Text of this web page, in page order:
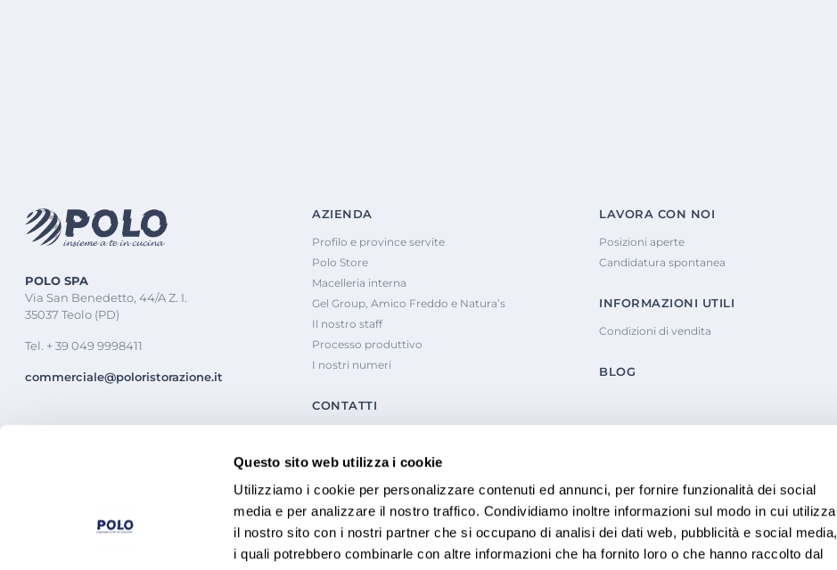
Questo sito web utilizza i cookie
Utilizziamo i cookie per personalizzare contenuti ed annunci, per fornire funzionalità dei social
media e per analizzare il nostro traffico. Condividiamo inoltre informazioni sul modo in cui utilizza
il nostro sito con i nostri partner che si occupano di analisi dei dati web, pubblicità e social media,
i quali potrebbero combinarle con altre informazioni che ha fornito loro o che hanno raccolto dal
POLO SPA
Via San Benedetto, 44/A Z. I.
35037 Teolo (PD)
Tel. + 39 049 9998411
commerciale@poloristorazione.it
AZIENDA
Profilo e province servite
Polo Store
Macelleria interna
Gel Group, Amico Freddo e Natura’s
Il nostro staff
Processo produttivo
I nostri numeri
CONTATTI
LAVORA CON NOI
Posizioni aperte
Candidatura spontanea
INFORMAZIONI UTILI
Condizioni di vendita
BLOG